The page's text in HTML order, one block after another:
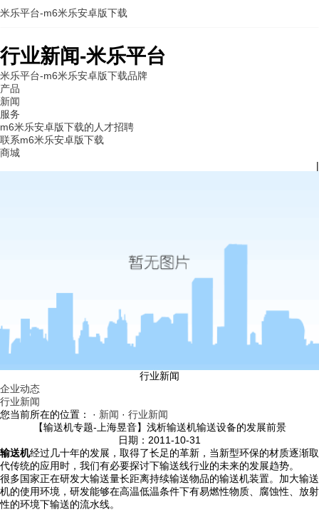
行业新闻-米乐平台
米乐平台-m6米乐安卓版下载品牌
产品
新闻
服务
m6米乐安卓版下载的人才招聘
联系m6米乐安卓版下载
商城
|
米乐平台-m6米乐安卓版下载
行业新闻
企业动态
行业新闻
您当前所在的位置： · 新闻 · 行业新闻
【输送机专题-上海昱音】浅析输送机输送设备的发展前景
日期：2011-10-31
输送机经过几十年的发展，取得了长足的革新，当新型环保的材质逐渐取
代传统的应用时，我们有必要探讨下输送线行业的未来的发展趋势。
很多国家正在研发大输送量长距离持续输送物品的输送机装置。加大输送
机的使用环境，研发能够在高温低温条件下有易燃性物质、腐蚀性、放射
性的环境下输送的流水线。